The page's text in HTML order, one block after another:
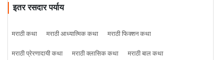
इतर रसदार पर्याय
मराठी कथा मराठी आध्यात्मिक कथा
मराठी फिक्शन कथा
मराठी प्रेरणादायी कथा
मराठी क्लासिक कथा
मराठी बाल कथा